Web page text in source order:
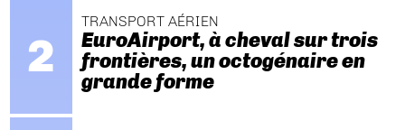
TRANSPORT AÉRIEN
EuroAirport, à cheval sur trois
frontières, un octogénaire en
grande forme